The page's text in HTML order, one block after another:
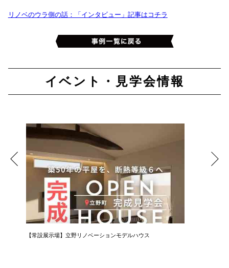
リノベのウラ側の話：「インタビュー」記事はコチラ
イベント・見学会情報
【常設展示場】立野リノベーションモデルハウス